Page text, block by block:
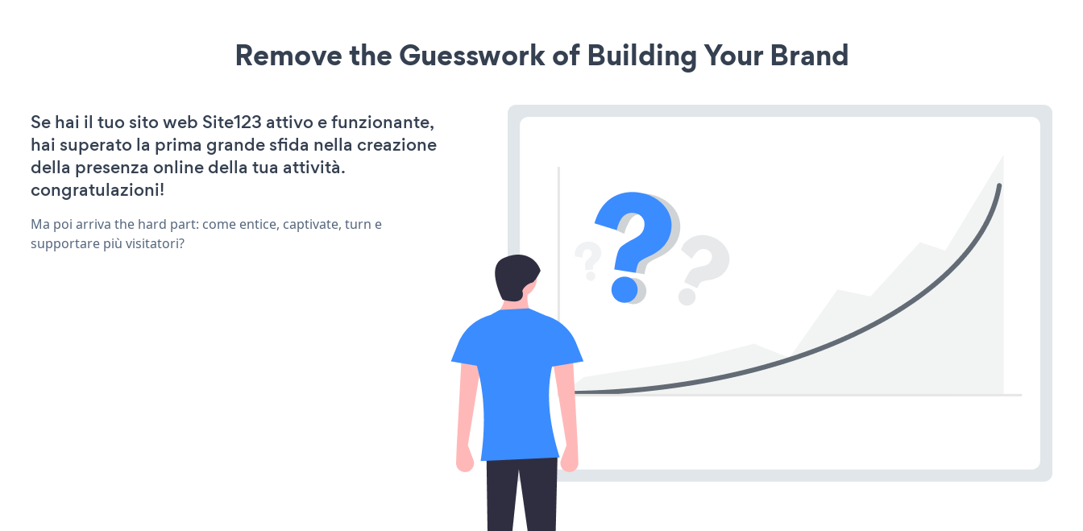
Remove the Guesswork of Building Your Brand
Se hai il tuo sito web Site123 attivo e funzionante,
hai superato la prima grande sfida nella creazione
della presenza online della tua attività.
congratulazioni!
Ma poi arriva the hard part: come entice, captivate, turn e
supportare più visitatori?